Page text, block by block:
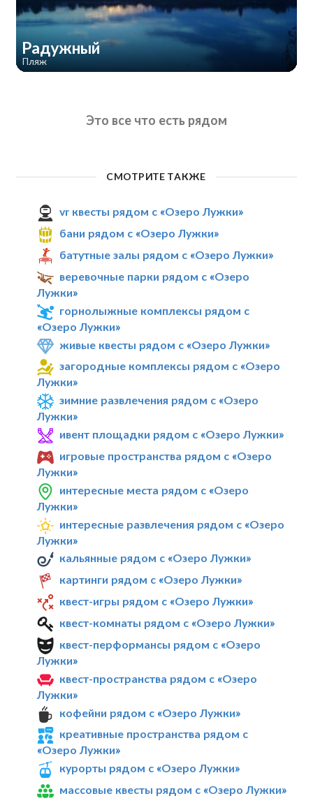
Радужный
Пляж
Это все что есть рядом
СМОТРИТЕ ТАКЖЕ
vr квесты рядом с «Озеро Лужки»
бани рядом с «Озеро Лужки»
батутные залы рядом с «Озеро Лужки»
веревочные парки рядом с «Озеро
Лужки»
горнолыжные комплексы рядом с
«Озеро Лужки»
живые квесты рядом с «Озеро Лужки»
загородные комплексы рядом с «Озеро
Лужки»
зимние развлечения рядом с «Озеро
Лужки»
ивент площадки рядом с «Озеро Лужки»
игровые пространства рядом с «Озеро
Лужки»
интересные места рядом с «Озеро
Лужки»
интересные развлечения рядом с «Озеро
Лужки»
кальянные рядом с «Озеро Лужки»
картинги рядом с «Озеро Лужки»
квест-игры рядом с «Озеро Лужки»
квест-комнаты рядом с «Озеро Лужки»
квест-перформансы рядом с «Озеро
Лужки»
квест-пространства рядом с «Озеро
Лужки»
кофейни рядом с «Озеро Лужки»
креативные пространства рядом с
«Озеро Лужки»
курорты рядом с «Озеро Лужки»
массовые квесты рядом с «Озеро Лужки»